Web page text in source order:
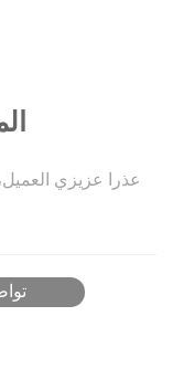
عذرا عزيزي